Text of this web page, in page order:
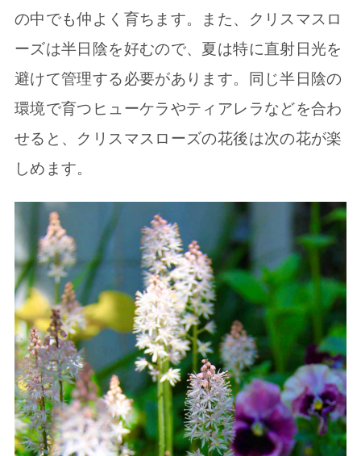
の中でも仲よく育ちます。また、クリスマスロ
ーズは半日陰を好むので、夏は特に直射日光を
避けて管理する必要があります。同じ半日陰の
環境で育つヒューケラやティアレラなどを合わ
せると、クリスマスローズの花後は次の花が楽
しめます。